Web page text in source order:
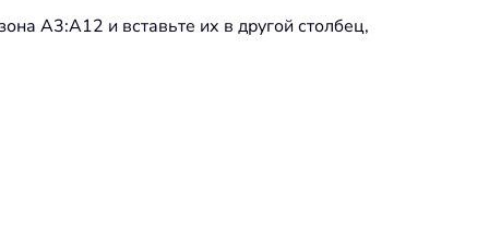
A3:A12 и вставьте их в другой столбец,